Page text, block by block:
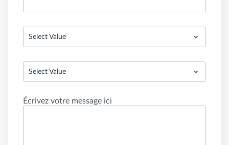
Select Value
Select Value
Écrivez votre message ici